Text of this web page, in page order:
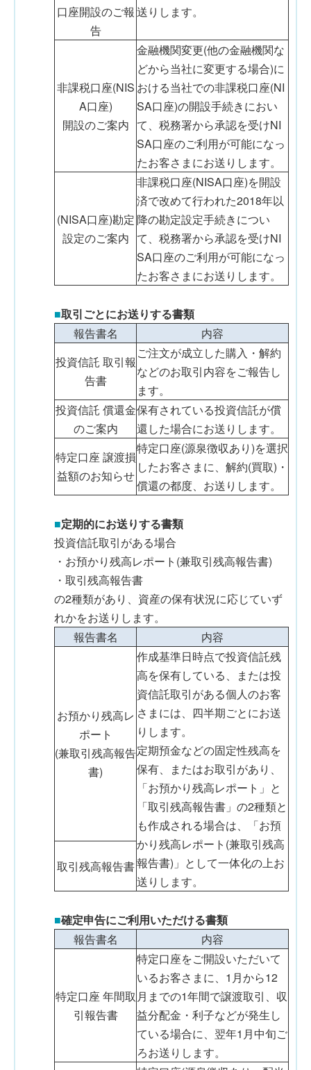
口座開設のご報
告
送りします。
非課税口座(NIS
A口座)
開設のご案内
金融機関変更(他の金融機関な
どから当社に変更する場合)に
おける当社での非課税口座(NI
SA口座)の開設手続きにおい
て、税務署から承認を受けNI
SA口座のご利用が可能になっ
たお客さまにお送りします。
(NISA口座)勘定
設定のご案内
非課税口座(NISA口座)を開設
済で改めて行われた2018年以
降の勘定設定手続きについ
て、税務署から承認を受けNI
SA口座のご利用が可能になっ
たお客さまにお送りします。
■取引ごとにお送りする書類
報告書名
内容
投資信託 取引報
告書
ご注文が成立した購入・解約
などのお取引内容をご報告し
ます。
投資信託 償還金
のご案内
保有されている投資信託が償
還した場合にお送りします。
特定口座 譲渡損
益額のお知らせ
特定口座(源泉徴収あり)を選択
したお客さまに、解約(買取)・
償還の都度、お送りします。
■定期的にお送りする書類
投資信託取引がある場合
・お預かり残高レポート(兼取引残高報告書)
・取引残高報告書
の2種類があり、資産の保有状況に応じていず
れかをお送りします。
報告書名
内容
お預かり残高レ
ポート
(兼取引残高報告
書)
作成基準日時点で投資信託残
高を保有している、または投
資信託取引がある個人のお客
さまには、四半期ごとにお送
りします。
定期預金などの固定性残高を
保有、またはお取引があり、
「お預かり残高レポート」と
「取引残高報告書」の2種類と
も作成される場合は、「お預
かり残高レポート(兼取引残高
報告書)」として一体化の上お
送りします。
取引残高報告書
■確定申告にご利用いただける書類
報告書名
内容
特定口座 年間取
引報告書
特定口座をご開設いただいて
いるお客さまに、1月から12
月までの1年間で譲渡取引、収
益分配金・利子などが発生し
ている場合に、翌年1月中旬ご
ろお送りします。